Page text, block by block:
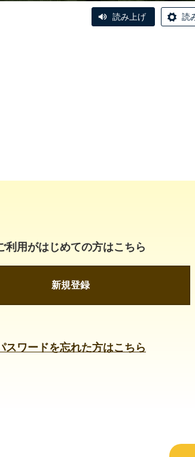
読み上げ 読
利用がはじめての方はこちら
新規登録
スワードを忘れた方はこちら